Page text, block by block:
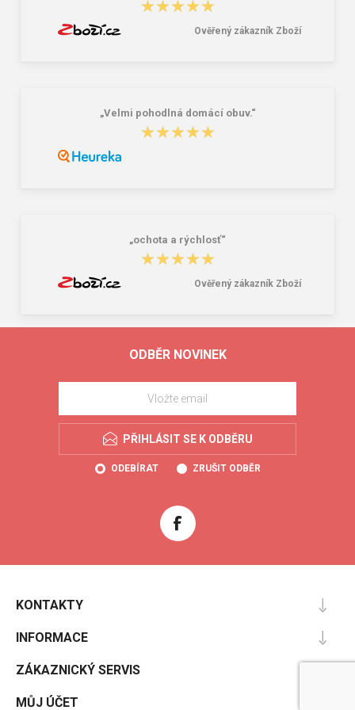
★★★★★
★★★★★
Ověřený zákazník Zboží
„Velmi pohodlná domácí obuv.“
★★★★★
★★★★★
„ochota a rýchlosť“
★★★★★
★★★★★
Ověřený zákazník Zboží
ODBĚR NOVINEK
PŘIHLÁSIT SE K ODBĚRU
ODEBÍRAT ZRUŠIT ODBĚR
KONTAKTY
INFORMACE
ZÁKAZNICKÝ SERVIS
MŮJ ÚČET